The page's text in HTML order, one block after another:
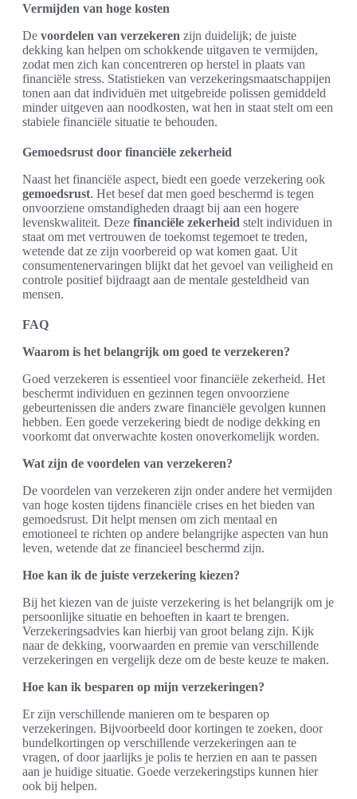
Vermijden van hoge kosten
De voordelen van verzekeren zijn duidelijk; de juiste
dekking kan helpen om schokkende uitgaven te vermijden,
zodat men zich kan concentreren op herstel in plaats van
financiële stress. Statistieken van verzekeringsmaatschappijen
tonen aan dat individuën met uitgebreide polissen gemiddeld
minder uitgeven aan noodkosten, wat hen in staat stelt om een
stabiele financiële situatie te behouden.
Gemoedsrust door financiële zekerheid
Naast het financiële aspect, biedt een goede verzekering ook
gemoedsrust. Het besef dat men goed beschermd is tegen
onvoorziene omstandigheden draagt bij aan een hogere
levenskwaliteit. Deze financiële zekerheid stelt individuen in
staat om met vertrouwen de toekomst tegemoet te treden,
wetende dat ze zijn voorbereid op wat komen gaat. Uit
consumentenervaringen blijkt dat het gevoel van veiligheid en
controle positief bijdraagt aan de mentale gesteldheid van
mensen.
FAQ
Waarom is het belangrijk om goed te verzekeren?
Goed verzekeren is essentieel voor financiële zekerheid. Het
beschermt individuen en gezinnen tegen onvoorziene
gebeurtenissen die anders zware financiële gevolgen kunnen
hebben. Een goede verzekering biedt de nodige dekking en
voorkomt dat onverwachte kosten onoverkomelijk worden.
Wat zijn de voordelen van verzekeren?
De voordelen van verzekeren zijn onder andere het vermijden
van hoge kosten tijdens financiële crises en het bieden van
gemoedsrust. Dit helpt mensen om zich mentaal en
emotioneel te richten op andere belangrijke aspecten van hun
leven, wetende dat ze financieel beschermd zijn.
Hoe kan ik de juiste verzekering kiezen?
Bij het kiezen van de juiste verzekering is het belangrijk om je
persoonlijke situatie en behoeften in kaart te brengen.
Verzekeringsadvies kan hierbij van groot belang zijn. Kijk
naar de dekking, voorwaarden en premie van verschillende
verzekeringen en vergelijk deze om de beste keuze te maken.
Hoe kan ik besparen op mijn verzekeringen?
Er zijn verschillende manieren om te besparen op
verzekeringen. Bijvoorbeeld door kortingen te zoeken, door
bundelkortingen op verschillende verzekeringen aan te
vragen, of door jaarlijks je polis te herzien en aan te passen
aan je huidige situatie. Goede verzekeringstips kunnen hier
ook bij helpen.